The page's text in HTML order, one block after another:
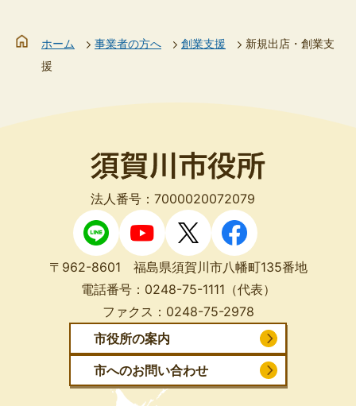
ホーム 事業者の方へ 創業支援
新規出店・創業支
援
法人番号：7000020072079
〒962-8601 福島県須賀川市八幡町135番地
電話番号： 0248-75-1111 （代表）
ファクス： 0248-75-2978
市役所の案内
市へのお問い合わせ